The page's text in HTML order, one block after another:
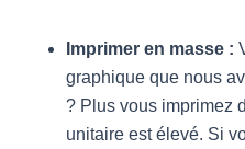
Imprimer en masse :
graphique que nous
? Plus vous imprimez
unitaire est élevé. Si